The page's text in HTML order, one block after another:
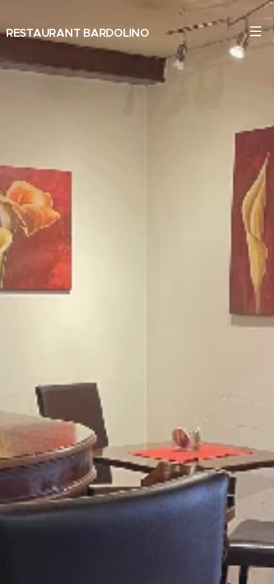
RESTAURANT BARDOLINO